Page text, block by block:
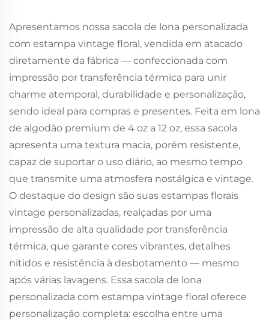
Apresentamos nossa sacola de lona personalizada
com estampa vintage floral, vendida em atacado
diretamente da fábrica — confeccionada com
impressão por transferência térmica para unir
charme atemporal, durabilidade e personalização,
sendo ideal para compras e presentes. Feita em lona
de algodão premium de 4 oz a 12 oz, essa sacola
apresenta uma textura macia, porém resistente,
capaz de suportar o uso diário, ao mesmo tempo
que transmite uma atmosfera nostálgica e vintage.
O destaque do design são suas estampas florais
vintage personalizadas, realçadas por uma
impressão de alta qualidade por transferência
térmica, que garante cores vibrantes, detalhes
nítidos e resistência à desbotamento — mesmo
após várias lavagens. Essa sacola de lona
personalizada com estampa vintage floral oferece
personalização completa: escolha entre uma